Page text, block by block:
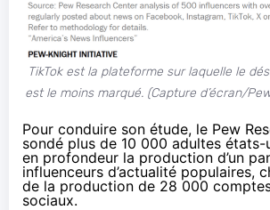
TikTok est la plateforme sur laquelle le
est le moins marqué. (Capture d’écran/
Pour conduire son étude, le Pew
sondé plus de 10 000 adultes états-
en profondeur la production d’un
influenceurs d’actualité populaires,
de la production de 28 000
sociaux.